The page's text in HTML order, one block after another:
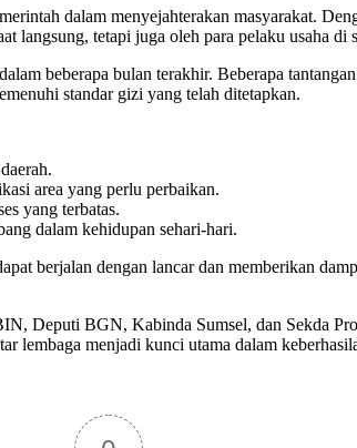
dalam menyejahterakan masyarakat.
langsung, tetapi juga oleh para pelaku usaha
beberapa bulan terakhir. Beberapa
standar gizi yang telah ditetapkan.
area yang perlu perbaikan.
yang terbatas.
dalam kehidupan sehari-hari.
berjalan dengan lancar dan memberikan
Deputi BGN, Kabinda Sumsel, dan Sekda
lembaga menjadi kunci utama dalam